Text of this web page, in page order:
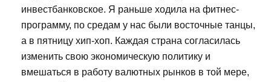
инвестбанковское. Я раньше ходила на фитнес-
программу, по средам у нас были восточные танцы,
а в пятницу хип-хоп. Каждая страна согласилась
изменить свою экономическую политику и
вмешаться в работу валютных рынков в той мере,